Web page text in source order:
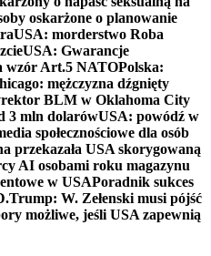
oskarżone o planowanie
USA: morderstwo Roba
USA: Gwarancje
wzór Art.5 NATOPolska:
mężczyzna dźgnięty
BLM w Oklahoma City
3 mln dolarówUSA: powódź w
społecznościowe dla osób
przekazała USA skorygowaną
AI osobami roku magazynu
w USAPoradnik sukces
W. Zełenski musi pójść
możliwe, jeśli USA zapewnią